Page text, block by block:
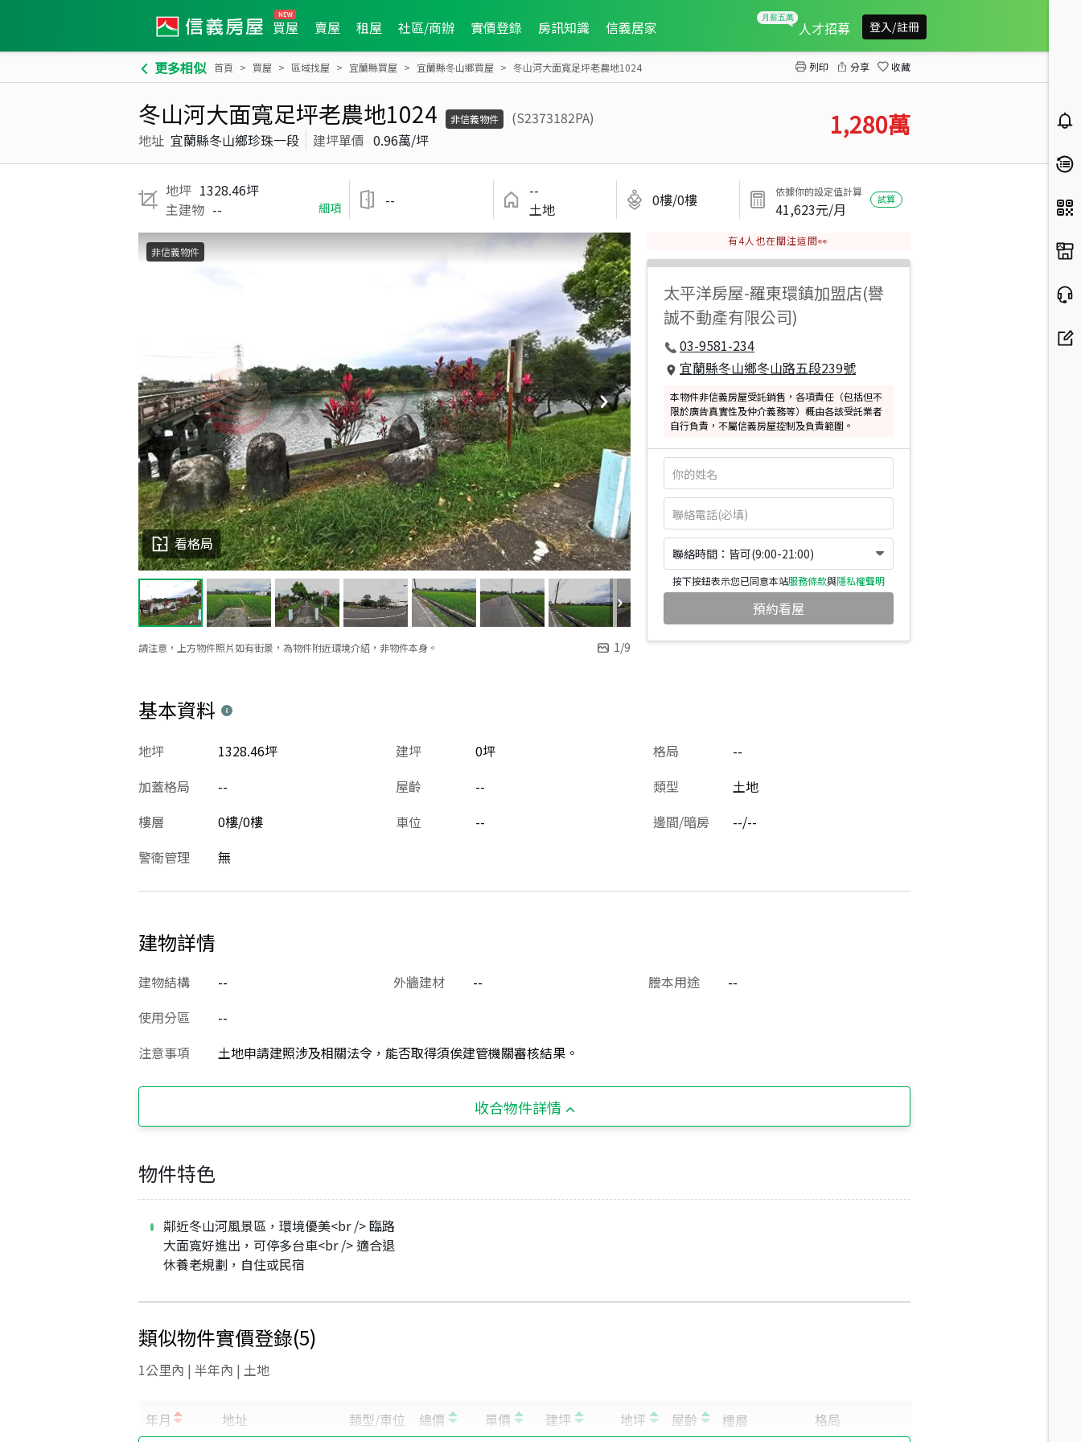
買屋 賣屋 租屋 社區/商辦 實價登錄 房訊知識 信義居家 人才招募 登入/註冊
更多相似 首頁 買屋 區域找屋 宜蘭縣買屋 宜蘭縣冬山鄉買屋 冬山河大面寬足坪老農地1024 列印 分享 收藏
冬山河大面寬足坪老農地1024 非信義物件
(S2373182PA)
地址 宜蘭縣冬山鄉珍珠一段 建坪單價 0.96萬/坪 1,280萬
地坪 1328.46坪
主建物 -- 細項 --
--
土地
0樓/0樓 依據你的設定值計算
41,623元/月
試算
請注意，上方物件照片如有街景，為物件附近環境介紹，非物件本身。 1/9
看格局
非信義物件
有4人也在關注這間👀
太平洋房屋-羅東環鎮加盟店(譽
誠不動產有限公司)
03-9581-234
宜蘭縣冬山鄉冬山路五段239號
本物件非信義房屋受託銷售，各項責任（包括但不
限於廣告真實性及仲介義務等）概由各該受託業者
自行負責，不屬信義房屋控制及負責範圍。
聯絡時間：皆可(9:00-21:00)
按下按鈕表示您已同意本站服務條款與隱私權聲明
預約看屋
基本資料
建坪 0坪
地坪 1328.46坪 格局
--
加蓋格局
-- 屋齡 -- 類型
土地
樓層
0樓/0樓 車位 -- 邊間/暗房
--/--
警衛管理
無
建物詳情
建物結構 -- 外牆建材 -- 謄本用途
--
使用分區
--
注意事項
土地申請建照涉及相關法令，能否取得須俟建管機關審核結果。
收合物件詳情
物件特色
鄰近冬山河風景區，環境優美<br /> 臨路
大面寬好進出，可停多台車<br /> 適合退
休養老規劃，自住或民宿
類似物件實價登錄(5)
1公里內 | 半年內 | 土地